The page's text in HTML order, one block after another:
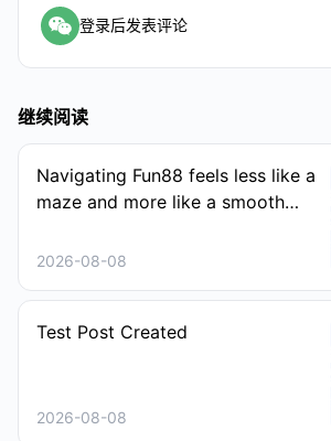
登录后发表评论
继续阅读
Navigating Fun88 feels less like a
maze and more like a smooth
2026-08-08
Test Post Created
2026-08-08